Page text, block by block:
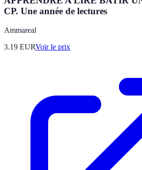
CP. Une année de lectures
Ammareal
3.19 EURVoir le prix